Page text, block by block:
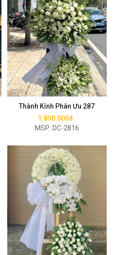
Thành Kính Phân Ưu 287
1.890.000đ
MSP: DC-2816
Mua ngay